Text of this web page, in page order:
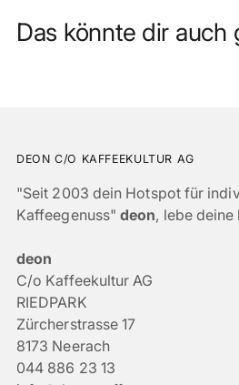
Das könnte dir auch
DEON C/O KAFFEEKULTUR AG
"Seit 2003 dein Hotspot für
Kaffeegenuss"deon, lebe
deon
C/o Kaffeekultur AG
RIEDPARK
Zürcherstrasse 17
8173 Neerach
044 886 23 13